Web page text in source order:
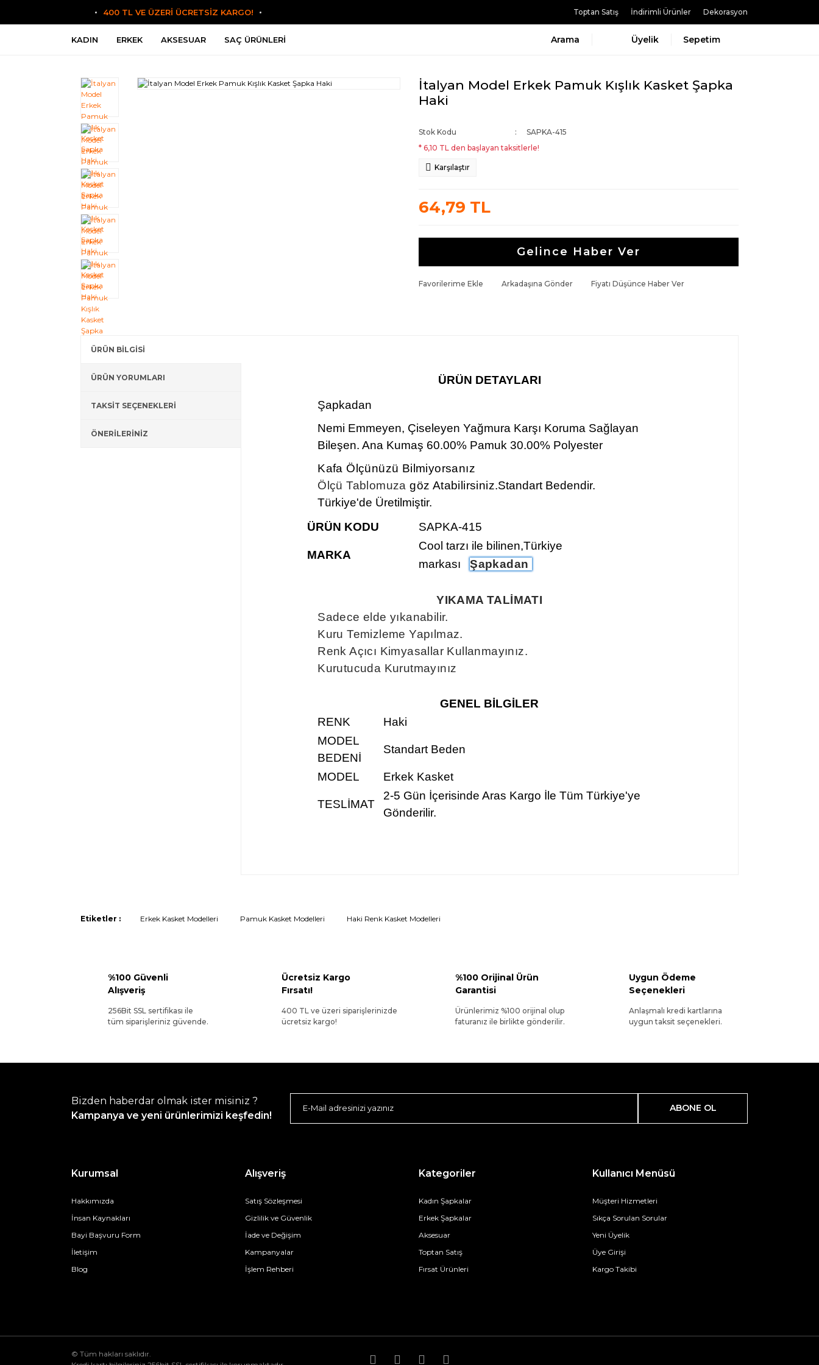
400 TL VE ÜZERİ ÜCRETSİZ KARGO! Toptan Satış İndirimli Ürünler Dekorasyon
KADIN ERKEK AKSESUAR SAÇ ÜRÜNLERI Arama Üyelik Sepetim
İtalyan Model Erkek Pamuk Kışlık Kasket Şapka
Haki
Stok Kodu
SAPKA-415
* 6,10 TL den başlayan taksitlerle!
Karşılaştır
64,79 TL
Gelince Haber Ver
Favorilerime Ekle Arkadaşına Gönder Fiyatı Düşünce Haber Ver
ÜRÜN BİLGİSİ
ÜRÜN YORUMLARI
TAKSİT SEÇENEKLERİ
ÖNERİLERİNİZ
ÜRÜN DETAYLARI
Şapkadan
Nemi Emmeyen, Çiseleyen Yağmura Karşı Koruma Sağlayan
Bileşen. Ana Kumaş 60.00% Pamuk 30.00% Polyester
Kafa Ölçünüzü Bilmiyorsanız
Ölçü Tablomuza göz Atabilirsiniz.Standart Bedendir.
Türkiye'de Üretilmiştir.
ÜRÜN KODU
SAPKA-415
MARKA
Cool tarzı ile bilinen,Türkiye
markası
Şapkadan
YIKAMA TALİMATI
Sadece elde yıkanabilir.
Kuru Temizleme Yapılmaz.
Renk Açıcı Kimyasallar Kullanmayınız.
Kurutucuda Kurutmayınız
GENEL BİLGİLER
RENK
Haki
MODEL
BEDENİ
Standart Beden
MODEL Erkek Kasket
TESLİMAT
2-5 Gün İçerisinde Aras Kargo İle Tüm Türkiye'ye
Gönderilir.
Etiketler : Erkek Kasket Modelleri Pamuk Kasket Modelleri Haki Renk Kasket Modelleri
%100 Güvenli
Alışveriş
256Bit SSL sertifikası ile
tüm siparişleriniz güvende.
Ücretsiz Kargo
Fırsatı!
400 TL ve üzeri siparişlerinizde
ücretsiz kargo!
%100 Orijinal Ürün
Garantisi
Ürünlerimiz %100 orijinal olup
faturanız ile birlikte gönderilir.
Uygun Ödeme
Seçenekleri
Anlaşmalı kredi kartlarına
uygun taksit seçenekleri.
Bizden haberdar olmak ister misiniz ?
Kampanya ve yeni ürünlerimizi keşfedin!
ABONE OL
Kurumsal
Hakkımızda
İnsan Kaynakları
Bayi Başvuru Form
İletişim
Blog
Alışveriş
Satış Sözleşmesi
Gizlilik ve Güvenlik
İade ve Değişim
Kampanyalar
İşlem Rehberi
Kategoriler
Kadın Şapkalar
Erkek Şapkalar
Aksesuar
Toptan Satış
Fırsat Ürünleri
Kullanıcı Menüsü
Müşteri Hizmetleri
Sıkça Sorulan Sorular
Yeni Üyelik
Üye Girişi
Kargo Takibi
© Tüm hakları saklıdır.